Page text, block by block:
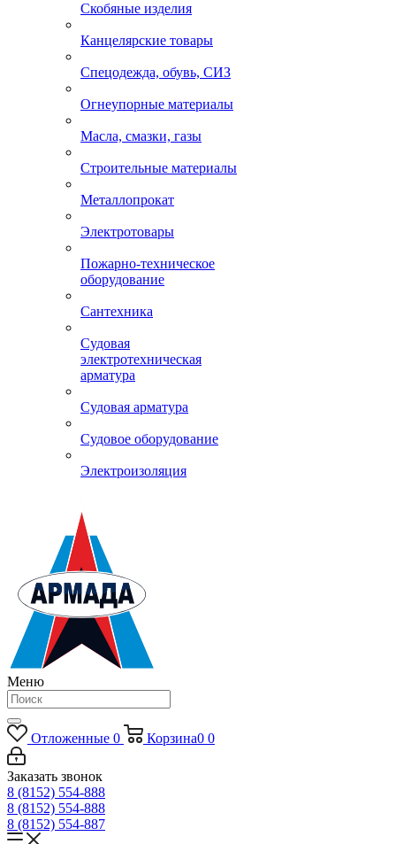
Скобяные изделия
Канцелярские товары
Спецодежда, обувь, СИЗ
Огнеупорные материалы
Масла, смазки, газы
Строительные материалы
Металлопрокат
Электротовары
Пожарно-техническое
оборудование
Сантехника
Судовая
электротехническая
арматура
Судовая арматура
Судовое оборудование
Электроизоляция
Меню
Отложенные 0 Корзина0 0
Заказать звонок
8 (8152) 554-888
8 (8152) 554-888
8 (8152) 554-887